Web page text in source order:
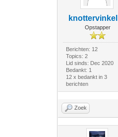
knottervinkel
Opstapper
Berichten: 12
Topics: 2
Lid sinds: Dec 2020
Bedankt: 1
12 x bedankt in 3
berichten
Zoek